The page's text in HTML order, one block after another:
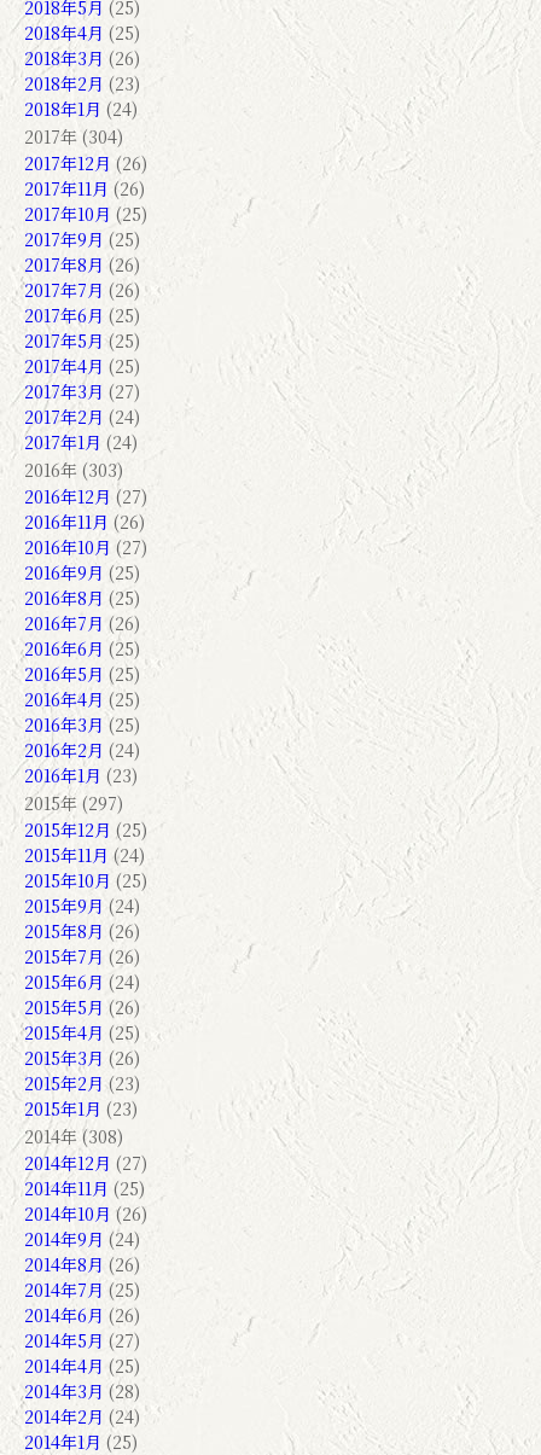
2018年5月 (25)
2018年4月 (25)
2018年3月 (26)
2018年2月 (23)
2018年1月 (24)
2017年 (304)
2017年12月 (26)
2017年11月 (26)
2017年10月 (25)
2017年9月 (25)
2017年8月 (26)
2017年7月 (26)
2017年6月 (25)
2017年5月 (25)
2017年4月 (25)
2017年3月 (27)
2017年2月 (24)
2017年1月 (24)
2016年 (303)
2016年12月 (27)
2016年11月 (26)
2016年10月 (27)
2016年9月 (25)
2016年8月 (25)
2016年7月 (26)
2016年6月 (25)
2016年5月 (25)
2016年4月 (25)
2016年3月 (25)
2016年2月 (24)
2016年1月 (23)
2015年 (297)
2015年12月 (25)
2015年11月 (24)
2015年10月 (25)
2015年9月 (24)
2015年8月 (26)
2015年7月 (26)
2015年6月 (24)
2015年5月 (26)
2015年4月 (25)
2015年3月 (26)
2015年2月 (23)
2015年1月 (23)
2014年 (308)
2014年12月 (27)
2014年11月 (25)
2014年10月 (26)
2014年9月 (24)
2014年8月 (26)
2014年7月 (25)
2014年6月 (26)
2014年5月 (27)
2014年4月 (25)
2014年3月 (28)
2014年2月 (24)
2014年1月 (25)